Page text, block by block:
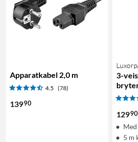
Apparatkabel 2,0 m
4.5 (78)
13990
3-
12990
5 m